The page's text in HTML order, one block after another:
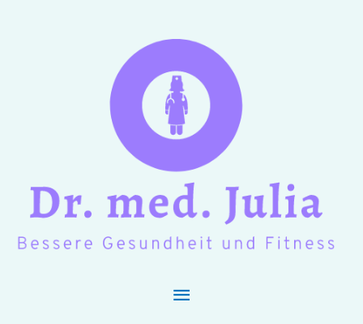
Hauptmenü